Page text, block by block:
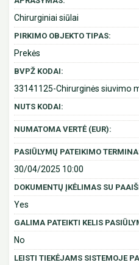
Chirurginiai siūlai
PIRKIMO OBJEKTO TIPAS:
Prekės
BVPŽ KODAI:
33141125-Chirurginės siuvimo
NUTS KODAI:
NUMATOMA VERTĖ (EUR):
PASIŪLYMŲ PATEIKIMO
30/04/2025 10:00
DOKUMENTŲ ĮKĖLIMAS SU
Yes
GALIMA PATEIKTI KELIS
No
LEISTI TIEKĖJAMS SISTEMOJE